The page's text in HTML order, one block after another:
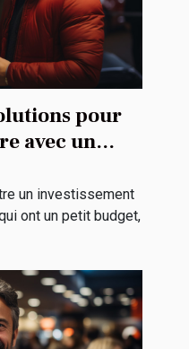
pour
avec un
un investissement
ont un petit budget,